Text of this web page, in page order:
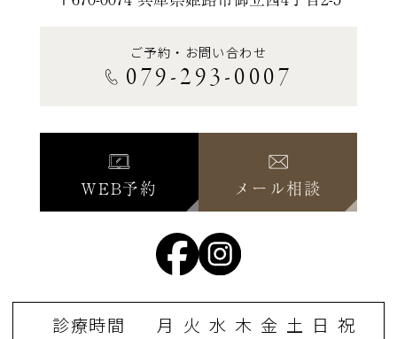
ご予約・お問い合わせ
079-293-0007
WEB予約 メール相談
診療時間 月 火 水 木 金 土 日 祝